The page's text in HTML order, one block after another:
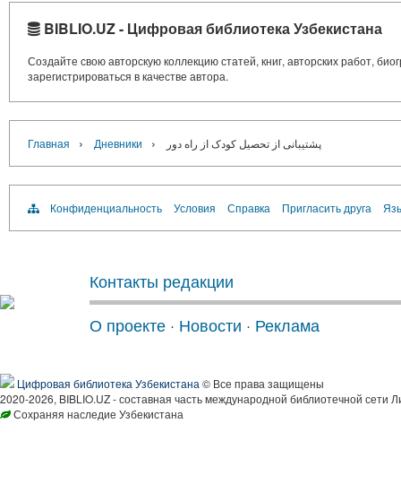
BIBLIO.UZ - Цифровая библиотека Узбекистана
Создайте свою авторскую коллекцию статей, книг, авторских работ,
зарегистрироваться в качестве автора.
Главная › Дневники › پشتیبانی از تحصیل کودک از راه دور
Конфиденциальность Условия Справка Пригласить друга
Контакты редакции
О проекте · Новости · Реклама
Цифровая библиотека Узбекистана © Все права защищены
2020-2026, BIBLIO.UZ - составная часть международной библиотечной сети
Сохраняя наследие Узбекистана